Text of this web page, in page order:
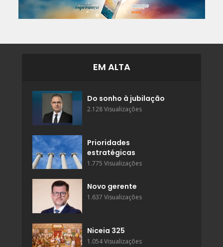
EM ALTA
Do sonho à jubilação
2.128 Visualizações
Prioridades
estratégicas
1.775 Visualizações
Novo gerente
1.637 Visualizações
Niceia 325
1.054 Visualizações